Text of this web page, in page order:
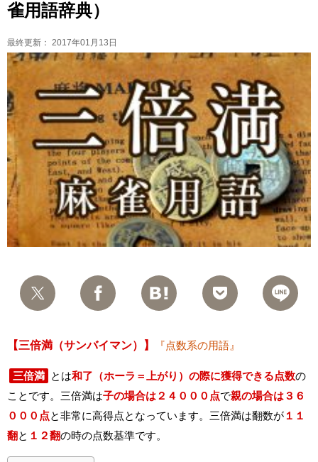
雀用語辞典）
最終更新： 2017年01月13日
【三倍満（サンバイマン）】 『点数系の用語』
三倍満 とは和了（ホーラ＝上がり）の際に獲得できる点数の
ことです。三倍満は子の場合は２４０００点で親の場合は３６
０００点と非常に高得点となっています。三倍満は翻数が １１
翻と １２翻の時の点数基準です。